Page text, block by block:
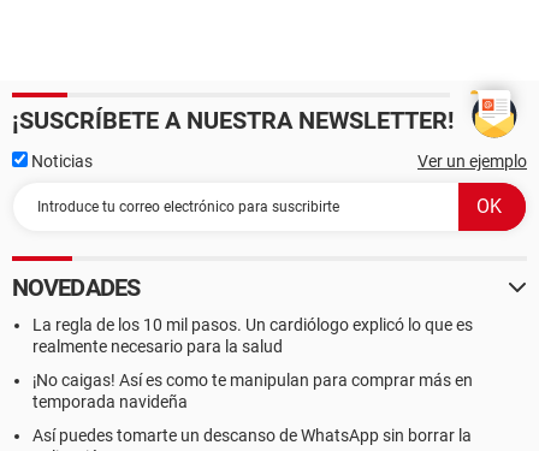
¡SUSCRÍBETE A NUESTRA NEWSLETTER!
Noticias Ver un ejemplo
NOVEDADES
La regla de los 10 mil pasos. Un cardiólogo explicó lo que es
realmente necesario para la salud
¡No caigas! Así es como te manipulan para comprar más en
temporada navideña
Así puedes tomarte un descanso de WhatsApp sin borrar la